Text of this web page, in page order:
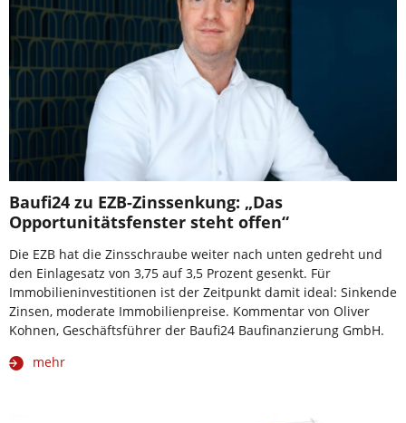
Baufi24 zu EZB-Zinssenkung: „Das
Opportunitätsfenster steht offen“
Die EZB hat die Zinsschraube weiter nach unten gedreht und
den Einlagesatz von 3,75 auf 3,5 Prozent gesenkt. Für
Immobilieninvestitionen ist der Zeitpunkt damit ideal: Sinkende
Zinsen, moderate Immobilienpreise. Kommentar von Oliver
Kohnen, Geschäftsführer der Baufi24 Baufinanzierung GmbH.
mehr